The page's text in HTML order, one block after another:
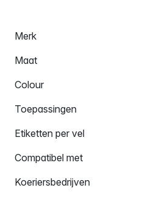
Merk
Maat
Colour
Toepassingen
Etiketten per vel
Compatibel met
Koeriersbedrijven